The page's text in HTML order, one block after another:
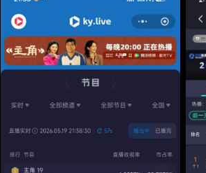
是愛將劉浩存 這齣戲應會是她的畢
是廣東大戲國劇 豫劇是河南梆子國
山西的國劇